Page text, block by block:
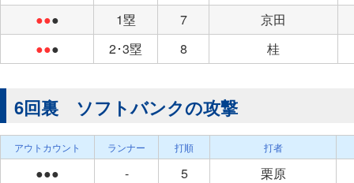
●●● 1塁 7
京田
●●● 2･3塁 8 桂
6回裏 ソフトバンクの攻撃
アウトカウント ランナー 打順 打者
●●● - 5
栗原